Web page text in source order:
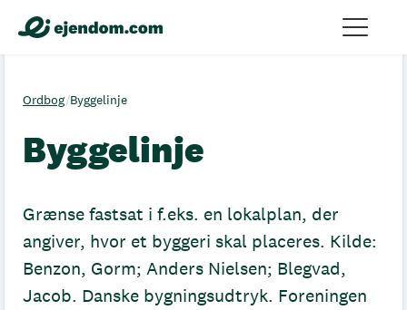
Ordbog/Byggelinje
Byggelinje
Grænse fastsat i f.eks. en lokalplan, der
angiver, hvor et byggeri skal placeres. Kilde:
Benzon, Gorm; Anders Nielsen; Blegvad,
Jacob. Danske bygningsudtryk. Foreningen